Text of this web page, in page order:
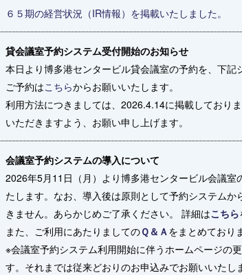
６５期の経営状況（IR情報）を掲載いたしました。
貸会議室予約システム受付開始のお知らせ
本日より博多港センタービル貸会議室の予約を、下記
ご予約はこちらからお願いいたします。
利用方法につきましては、2026.4.14に掲載しており
いただきますよう、お願い申し上げます。
会議室予約システムの導入について
2026年5月11日（月）より博多港センタービル会議
たします。なお、導入後は原則として予約システム
きません。あらかじめご了承ください。 詳細はこちら
また、ご利用にあたりましてのＱ＆Ａ をまとめており
※会議室予約システム利用開始に伴うホームページの
す。それまでは従来どおりのお申込みでお願いいたし